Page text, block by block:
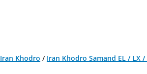
Iran Khodro / Iran Khodro Samand EL / LX